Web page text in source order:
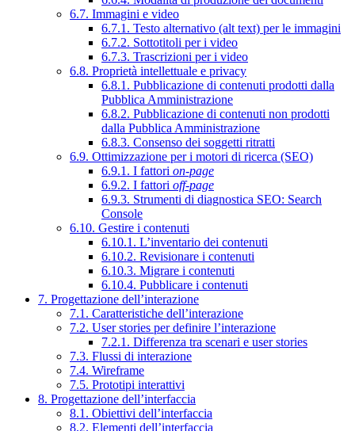
6.7. Immagini e video
6.7.1. Testo alternativo (alt text) per le immagini
6.7.2. Sottotitoli per i video
6.7.3. Trascrizioni per i video
6.8. Proprietà intellettuale e privacy
6.8.1. Pubblicazione di contenuti prodotti dalla
Pubblica Amministrazione
6.8.2. Pubblicazione di contenuti non prodotti
dalla Pubblica Amministrazione
6.8.3. Consenso dei soggetti ritratti
6.9. Ottimizzazione per i motori di ricerca (SEO)
6.9.1. I fattori on-page
6.9.2. I fattori off-page
6.9.3. Strumenti di diagnostica SEO: Search
Console
6.10. Gestire i contenuti
6.10.1. L’inventario dei contenuti
6.10.2. Revisionare i contenuti
6.10.3. Migrare i contenuti
6.10.4. Pubblicare i contenuti
7. Progettazione dell’interazione
7.1. Caratteristiche dell’interazione
7.2. User stories per definire l’interazione
7.2.1. Differenza tra scenari e user stories
7.3. Flussi di interazione
7.4. Wireframe
7.5. Prototipi interattivi
8. Progettazione dell’interfaccia
8.1. Obiettivi dell’interfaccia
8.2. Elementi dell’interfaccia